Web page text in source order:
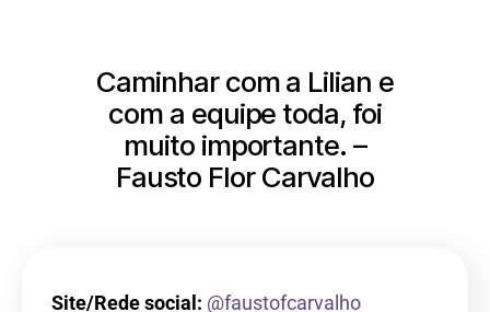
Caminhar com a Lilian e
com a equipe toda, foi
muito importante. –
Fausto Flor Carvalho
Site/Rede social: @faustofcarvalho